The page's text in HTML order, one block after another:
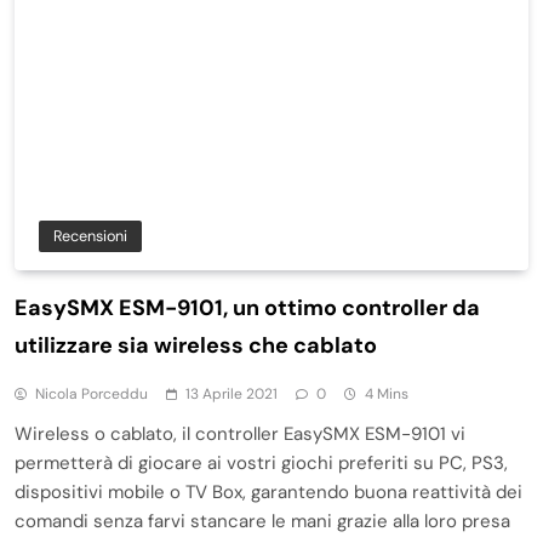
Recensioni
EasySMX ESM-9101, un ottimo controller da
utilizzare sia wireless che cablato
Nicola Porceddu 13 Aprile 2021 0 4 Mins
Wireless o cablato, il controller EasySMX ESM-9101 vi
permetterà di giocare ai vostri giochi preferiti su PC, PS3,
dispositivi mobile o TV Box, garantendo buona reattività dei
comandi senza farvi stancare le mani grazie alla loro presa